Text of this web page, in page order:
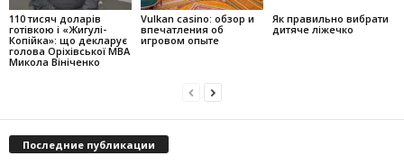
110 тисяч доларів
готівкою і «Жигулі-
Копійка»: що декларує
голова Оріхівської МВА
Микола Вініченко
Vulkan casino: обзор и
впечатления об
игровом опыте
Як правильно вибрати
дитяче ліжечко
Последние публикации